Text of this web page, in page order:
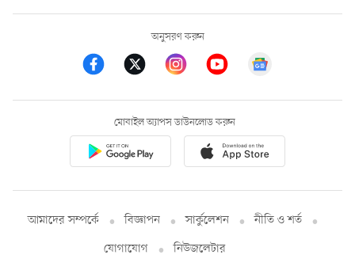
অনুসরণ করুন
মোবাইল অ্যাপস ডাউনলোড করুন
আমাদের সম্পর্কে বিজ্ঞাপন সার্কুলেশন
নীতি ও শর্ত
যোগাযোগ
নিউজলেটার